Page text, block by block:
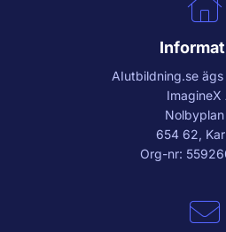
AIutbildning.seägs
ImagineX
654 62,
Org-nr: